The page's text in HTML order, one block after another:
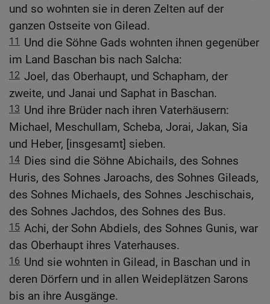
und so wohnten sie in deren Zelten auf der
ganzen Ostseite von Gilead.
11
Und die Söhne Gads wohnten ihnen gegenüber
im Land Baschan bis nach Salcha:
12 Joel, das Oberhaupt, und Schapham, der
zweite, und Janai und Saphat in Baschan.
13 Und ihre Brüder nach ihren Vaterhäusern:
Michael, Meschullam, Scheba, Jorai, Jakan, Sia
und Heber, [insgesamt] sieben.
14 Dies sind die Söhne Abichails, des Sohnes
Huris, des Sohnes Jaroachs, des Sohnes Gileads,
des Sohnes Michaels, des Sohnes Jeschischais,
des Sohnes Jachdos, des Sohnes des Bus.
15 Achi, der Sohn Abdiels, des Sohnes Gunis, war
das Oberhaupt ihres Vaterhauses.
16 Und sie wohnten in Gilead, in Baschan und in
deren Dörfern und in allen Weideplätzen Sarons
bis an ihre Ausgänge.